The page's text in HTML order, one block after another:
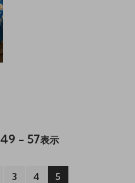
49 - 57表示
3 4 5